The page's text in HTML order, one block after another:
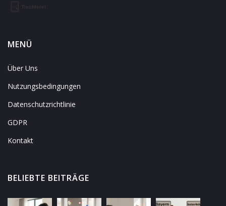
MENÜ
Über Uns
Nutzungsbedingungen
Datenschutzrichtlinie
GDPR
Kontakt
BELIEBTE BEITRÄGE